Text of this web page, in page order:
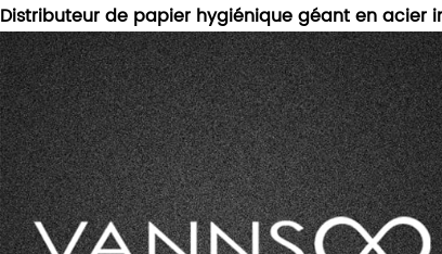
Distributeur de papier hygiénique géant en